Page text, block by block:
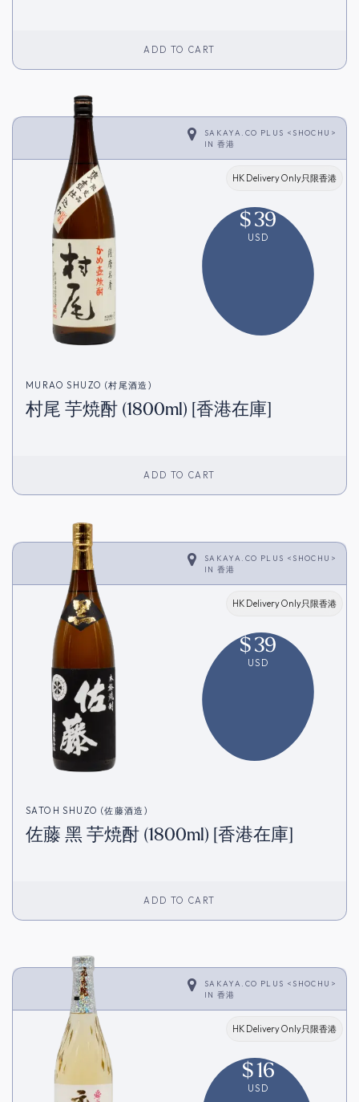
ADD TO CART
SAKAYA.CO PLUS <SHOCHU>
IN 香港
HK Delivery Only只限香港
$39
USD
MURAO SHUZO (村尾酒造)
村尾 芋焼酎 (1800ml) [香港在庫]
ADD TO CART
SAKAYA.CO PLUS <SHOCHU>
IN 香港
HK Delivery Only只限香港
$39
USD
SATOH SHUZO (佐藤酒造)
佐藤 黑 芋焼酎 (1800ml) [香港在庫]
ADD TO CART
SAKAYA.CO PLUS <SHOCHU>
IN 香港
HK Delivery Only只限香港
$16
USD